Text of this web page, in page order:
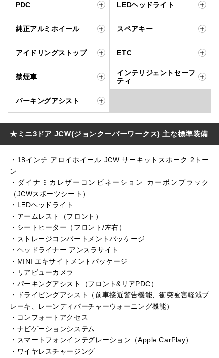
PDC LEDヘッドライト
純正アルミホイール スペアキー
アイドリングストップ ETC
禁煙車
インテリジェントセーフ
ティ
パーキングアシスト
★ミニ3ドア JCW(ジョンクーパーワークス) 主な標準装備
・18インチ アロイホイール JCW サーキットスポーク 2トー
ン
・ダイナミカレザーコンビネーション カーボンブラック
（JCWスポーツシート）
・LEDヘッドライト
・アームレスト（フロント）
・シートヒーター（フロント/左右）
・ストレージコンパートメントパッケージ
・ヘッドライナー アンスラサイト
・MINI エキサイトメントパッケージ
・リアビューカメラ
・パーキングアシスト（フロント&リアPDC）
・ドライビングアシスト（前車接近警告機能、衝突被害軽減ブ
レーキ、レーンディパーチャーウォーニング機能）
・コンフォートアクセス
・ナビゲーションシステム
・スマートフォンインテグレーション（Apple CarPlay）
・ワイヤレスチャージング